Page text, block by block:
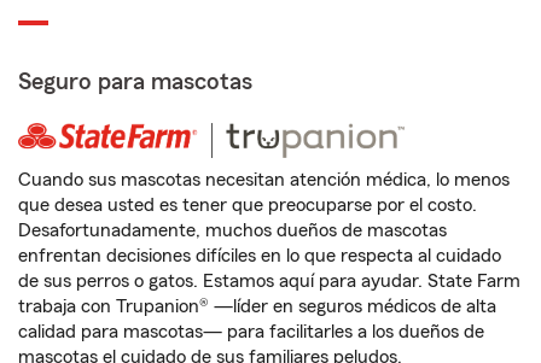
Seguro para mascotas
Cuando sus mascotas necesitan atención médica, lo menos
que desea usted es tener que preocuparse por el costo.
Desafortunadamente, muchos dueños de mascotas
enfrentan decisiones difíciles en lo que respecta al cuidado
de sus perros o gatos. Estamos aquí para ayudar. State Farm
trabaja con Trupanion® —líder en seguros médicos de alta
calidad para mascotas— para facilitarles a los dueños de
mascotas el cuidado de sus familiares peludos.